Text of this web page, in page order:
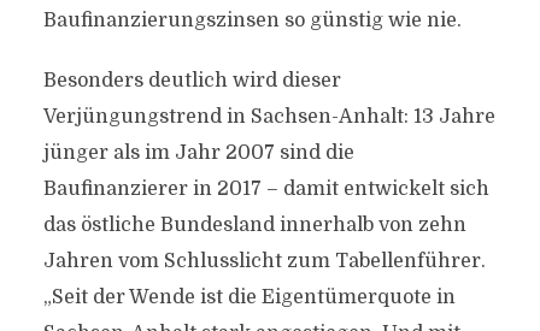
Baufinanzierungszinsen so günstig wie nie.
Besonders deutlich wird dieser
Verjüngungstrend in Sachsen-Anhalt: 13 Jahre
jünger als im Jahr 2007 sind die
Baufinanzierer in 2017 – damit entwickelt sich
das östliche Bundesland innerhalb von zehn
Jahren vom Schlusslicht zum Tabellenführer.
„Seit der Wende ist die Eigentümerquote in